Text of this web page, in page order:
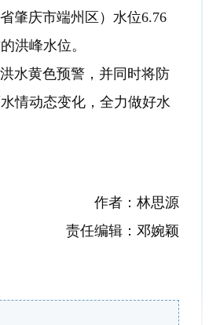
肇庆市端州区）水位6.76
洪峰水位。
水黄色预警，并同时将防
情动态变化，全力做好水
作者：林思源
责任编辑：邓婉颖